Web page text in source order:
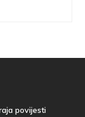
povijesti